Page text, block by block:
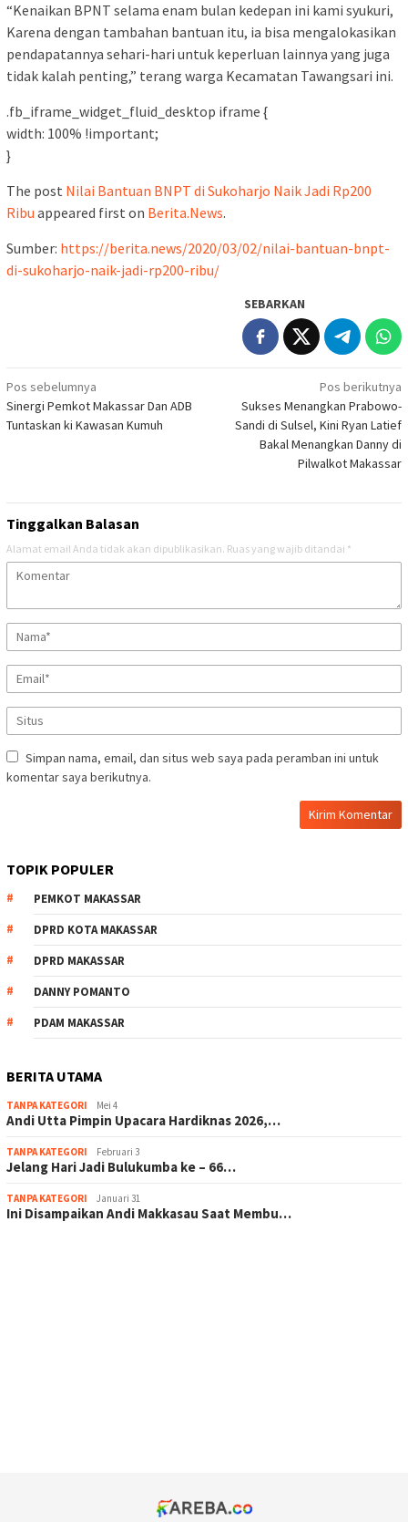
“Kenaikan BPNT selama enam bulan kedepan ini kami syukuri,
Karena dengan tambahan bantuan itu, ia bisa mengalokasikan
pendapatannya sehari-hari untuk keperluan lainnya yang juga
tidak kalah penting,” terang warga Kecamatan Tawangsari ini.
.fb_iframe_widget_fluid_desktop iframe {
width: 100% !important;
}
The post Nilai Bantuan BNPT di Sukoharjo Naik Jadi Rp200
Ribu appeared first on Berita.News.
Sumber: https://berita.news/2020/03/02/nilai-bantuan-bnpt-
di-sukoharjo-naik-jadi-rp200-ribu/
SEBARKAN
Navigasi
pos
Pos sebelumnya
Sinergi Pemkot Makassar Dan ADB
Tuntaskan ki Kawasan Kumuh
Pos berikutnya
Sukses Menangkan Prabowo-
Sandi di Sulsel, Kini Ryan Latief
Bakal Menangkan Danny di
Pilwalkot Makassar
Tinggalkan Balasan
Alamat email Anda tidak akan dipublikasikan. Ruas yang wajib ditandai *
Simpan nama, email, dan situs web saya pada peramban ini untuk
komentar saya berikutnya.
TOPIK POPULER
PEMKOT MAKASSAR
DPRD KOTA MAKASSAR
DPRD MAKASSAR
DANNY POMANTO
PDAM MAKASSAR
BERITA UTAMA
TANPA KATEGORI Mei 4
Andi Utta Pimpin Upacara Hardiknas 2026,…
TANPA KATEGORI Februari 3
Jelang Hari Jadi Bulukumba ke – 66…
TANPA KATEGORI Januari 31
Ini Disampaikan Andi Makkasau Saat Membu…